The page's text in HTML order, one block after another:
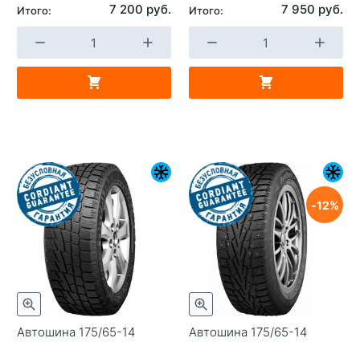
Итого: 7 200 руб. Итого: 7 950 руб.
Автошина 175/65-14
Автошина 175/65-14
12